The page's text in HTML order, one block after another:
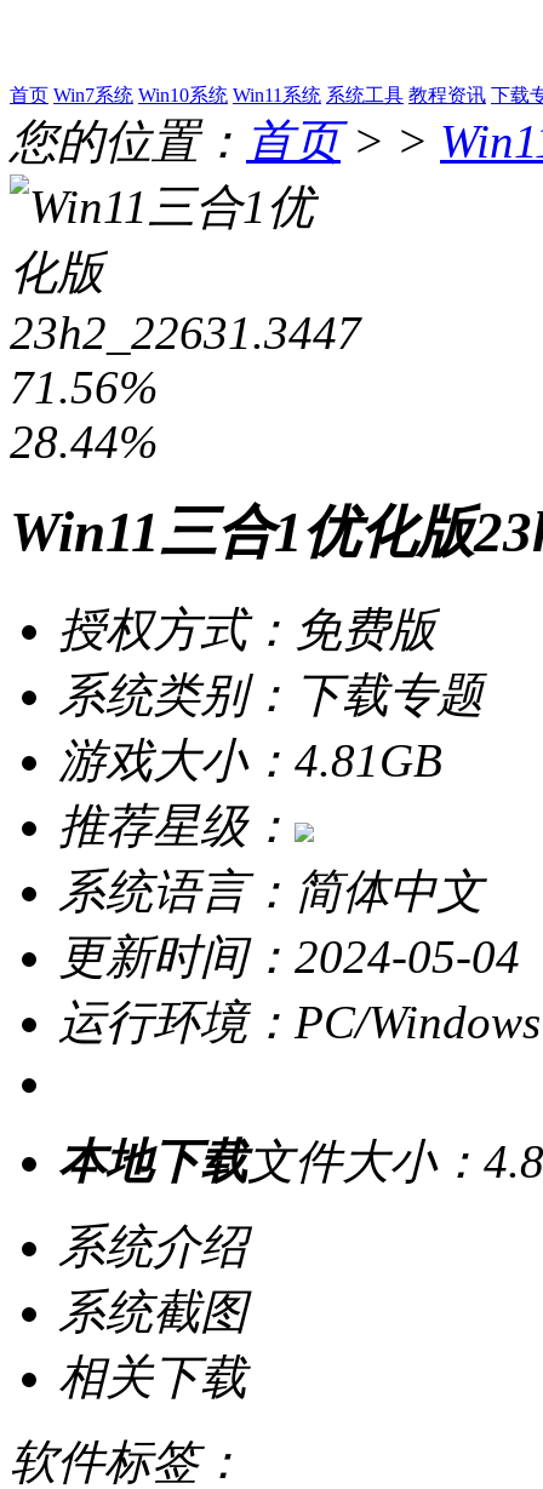
首页 Win7系统 Win10系统 Win11系统 系统工具 教程资讯 下载
您的位置： 首页> >
71.56%
28.44%
Win11三合1优化版
授权方式：免费版
系统类别：下载专题
游戏大小：4.81GB
推荐星级：
系统语言：简体中文
更新时间：2024-05-04
运行环境：PC/Windows
本地下载文件大小：
系统介绍
系统截图
相关下载
软件标签：